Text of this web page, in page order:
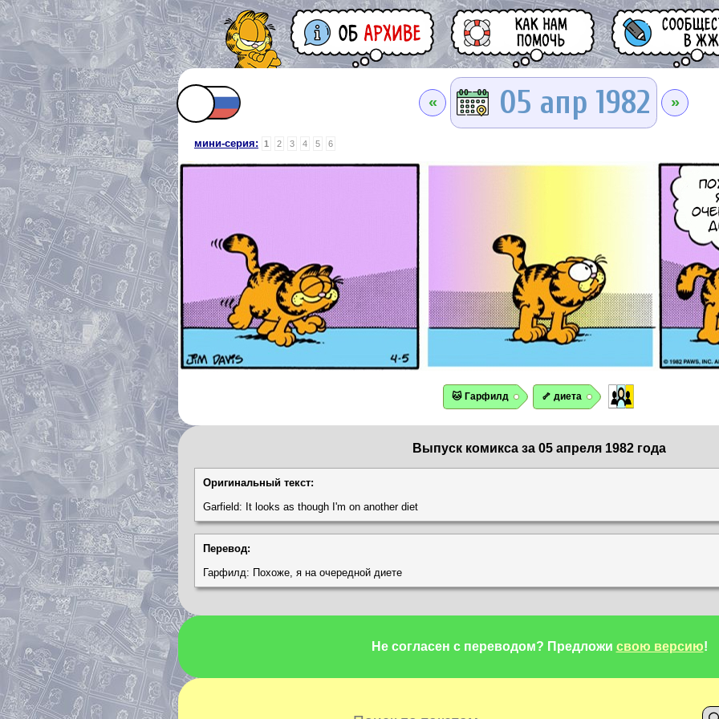
« 05 апр 1982 »
мини-серия: 1 2 3 4 5 6
🐱 Гарфилд 🦴 диета
Выпуск комикса за 05 апреля 1982 года
Оригинальный текст:
Garfield: It looks as though I'm on another diet
Перевод:
Гарфилд: Похоже, я на очередной диете
Не согласен с переводом? Предложи свою версию!